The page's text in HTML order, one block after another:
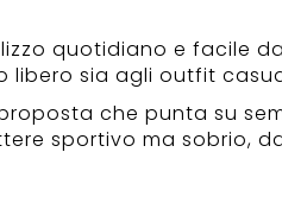
quotidiano e facile
libero sia agli outfit
che punta su
sportivo ma sobrio,